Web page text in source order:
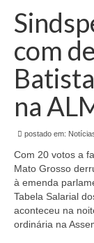
Institucional
Tabela
com
na
postado em:
Com 20 votos a
Mato Grosso
à emenda
Tabela Salarial
aconteceu na
ordinária na